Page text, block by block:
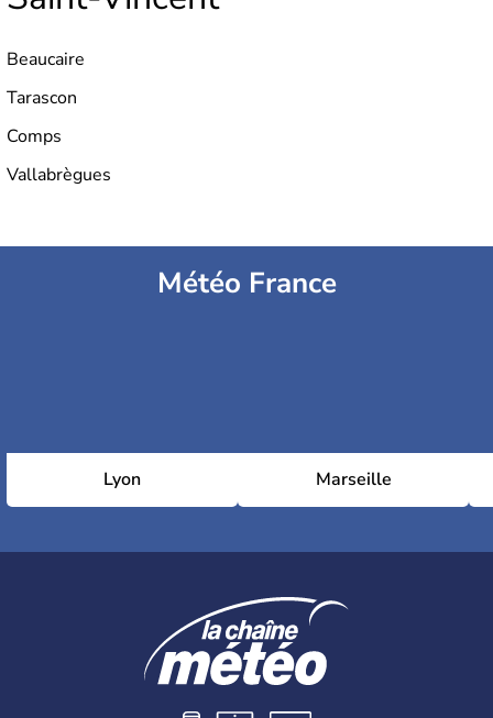
Beaucaire
Tarascon
Comps
Vallabrègues
Météo France
Lyon Marseille